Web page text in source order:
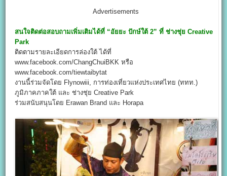
Advertisements
สนใจติดต่อสอบถามเพิ่มเติมได้ที่ “อัยยะ ปักษ์ใต้ 2” ที่ ช่างชุ่ย Creative
Park
ติดตามรายละเอียดการล่องใต้ ได้ที่
www.facebook.com/ChangChuiBKK หรือ
www.facebook.com/tiewtaibytat
งานนี้ร่วมจัดโดย Flynowiii, การท่องเที่ยวแห่งประเทศไทย (ททท.)
ภูมิภาคภาคใต้ และ ช่างชุ่ย Creative Park
ร่วมสนับสนุนโดย Erawan Brand และ Horapa